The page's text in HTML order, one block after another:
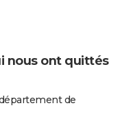
nous ont quittés
de